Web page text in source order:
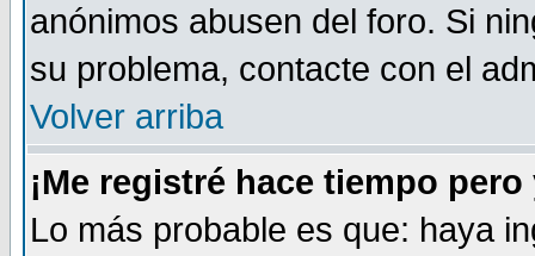
anónimos abusen del foro. Si
su problema, contacte con el
Volver arriba
¡Me registré hace tiempo
Lo más probable es que: haya